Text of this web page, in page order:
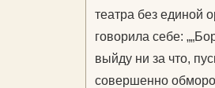
театра без единой
говорила себе:
выйду ни за что,
совершенно